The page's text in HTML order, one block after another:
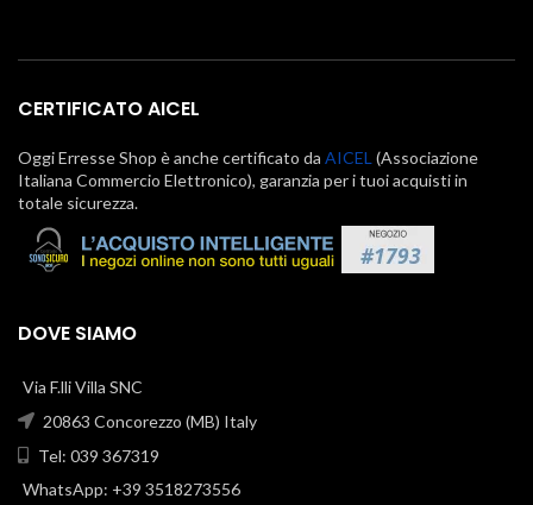
CERTIFICATO AICEL
Oggi Erresse Shop è anche certificato da AICEL (Associazione
Italiana Commercio Elettronico), garanzia per i tuoi acquisti in
totale sicurezza.
DOVE SIAMO
Via F.lli Villa SNC
20863 Concorezzo (MB) Italy
Tel: 039 367319
WhatsApp: +39 3518273556